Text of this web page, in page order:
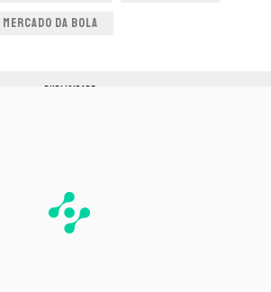
MERCADO DA BOLA
PUBLICIDADE